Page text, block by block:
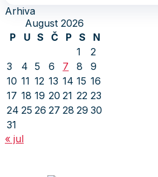
Arhiva
August 2026
P
U S Č P S
N
1
2
3
4 5 6 7 8
9
10 11 12 13 14 15 16
17 18 19 20 21 22 23
24 25 26 27 28 29 30
31
« jul